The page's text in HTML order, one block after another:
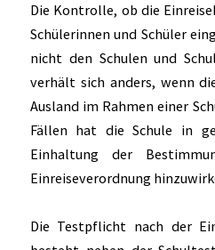
Die Kontrolle, ob die
Schülerinnen und Schüler
nicht den Schulen und
verhält sich anders, wenn
Ausland im Rahmen einer
Fällen hat die Schule in
Einhaltung der
Einreiseverordnung
Die Testpflicht nach der